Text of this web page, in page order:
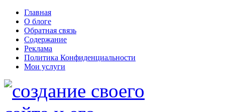
Главная
О блоге
Обратная связь
Содержание
Реклама
Политика Конфиденциальности
Мои услуги